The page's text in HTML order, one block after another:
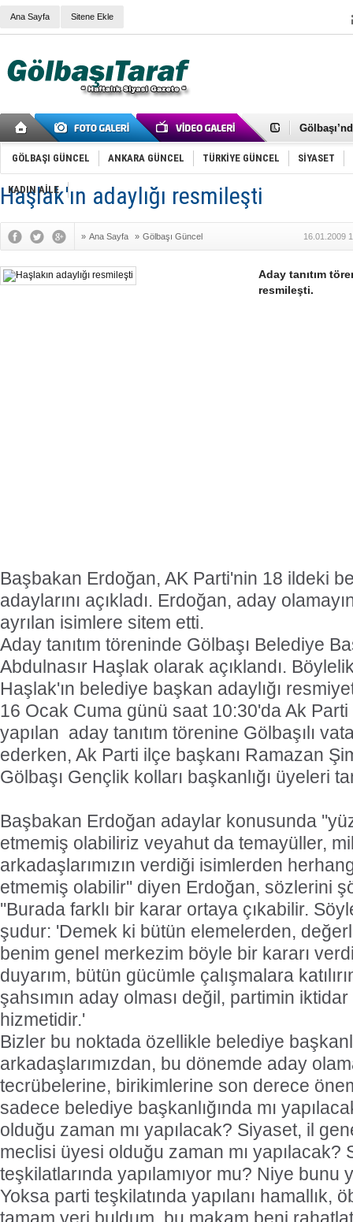
Ana Sayfa Sitene Ekle
Cemal
Samet
FAİZ
Mikail
Gölbaşı
İNCEK
GÖLBAŞI GÜNCEL ANKARA GÜNCEL TÜRKİYE GÜNCEL SİYASET
KADIN AİLE
Haşlak'ın adaylığı resmileşti
» Ana Sayfa » Gölbaşı Güncel 16.01.2009
Aday tanıtım
resmileşti.
Başbakan Erdoğan, AK Parti'nin 18 ildeki
adaylarını açıkladı. Erdoğan, aday
ayrılan isimlere sitem etti.
Aday tanıtım töreninde Gölbaşı Belediye
Abdulnasır Haşlak olarak açıklandı.
Haşlak'ın belediye başkan adaylığı
16 Ocak Cuma günü saat 10:30'da Ak
yapılan aday tanıtım törenine Gölbaşılı
ederken, Ak Parti ilçe başkanı Ramazan
Gölbaşı Gençlik kolları başkanlığı üyeleri
Başbakan Erdoğan adaylar konusunda
etmemiş olabiliriz veyahut da temayüller,
arkadaşlarımızın verdiği isimlerden
etmemiş olabilir'' diyen Erdoğan, sözlerini
''Burada farklı bir karar ortaya çıkabilir.
şudur: 'Demek ki bütün elemelerden,
benim genel merkezim böyle bir kararı
duyarım, bütün gücümle çalışmalara
şahsımın aday olması değil, partimin
hizmetidir.'
Bizler bu noktada özellikle belediye
arkadaşlarımızdan, bu dönemde aday
tecrübelerine, birikimlerine son derece
sadece belediye başkanlığında mı
olduğu zaman mı yapılacak? Siyaset, il
meclisi üyesi olduğu zaman mı yapılacak?
teşkilatlarında yapılamıyor mu? Niye bunu
Yoksa parti teşkilatında yapılanı hamallık,